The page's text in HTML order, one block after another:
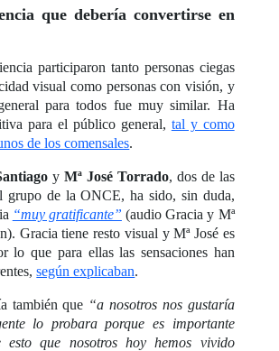
que debería convertirse en
participaron tanto personas ciegas
visual como personas con visión, y
para todos fue muy similar. Ha
para el público general, tal y como
de los comensales.
yMª José Torrado, dos de las
grupo de la ONCE, ha sido, sin duda,
“muy gratificante” (audio Gracia y Mª
Gracia tiene resto visual y Mª José es
lo que para ellas las sensaciones han
según explicaban.
también que “a nosotros nos gustaría
lo probara porque es importante
esto que nosotros hoy hemos vivido